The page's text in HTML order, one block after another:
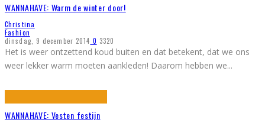
WANNAHAVE: Warm de winter door!
Christina
Fashion
dinsdag, 9 december 2014 0 3320
Het is weer ontzettend koud buiten en dat betekent, dat we ons
weer lekker warm moeten aankleden! Daarom hebben we...
WANNAHAVE: Vesten festijn